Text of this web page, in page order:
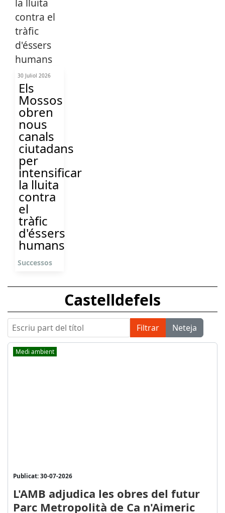
30 Juliol 2026
Els
Mossos
obren
nous
canals
ciutadans
per
intensificar
la lluita
contra
el
tràfic
d'éssers
humans
Successos
Castelldefels
Escriu part del títol Filtrar Neteja
Medi ambient
Publicat: 30-07-2026
L'AMB adjudica les obres del futur
Parc Metropolità de Ca n'Aimeric